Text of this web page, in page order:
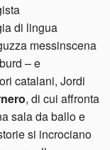
di lingua
messinscena
– e
catalani, Jordi
, di cui affronta
sala da ballo e
si incrociano